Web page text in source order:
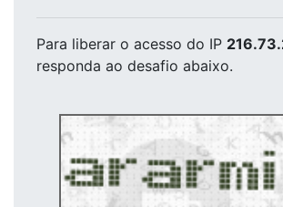
Para liberar o acesso do IP
responda ao desafio abaixo.